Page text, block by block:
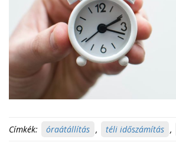
Címkék: óraátállítás , téli időszámítás ,